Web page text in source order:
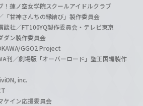
蓮ノ空女学院スクールアイドルクラブ
甘神さんちの縁結び」製作委員会
社／FT100YQ製作委員会・テレビ東京
ダン製作委員会
GGO2 Project
刊／劇場版「オーバーロード」聖王国編製作
inc.
ケイン応援委員会